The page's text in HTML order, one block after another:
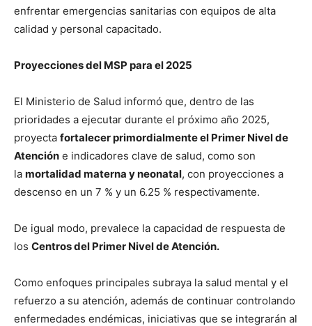
enfrentar emergencias sanitarias con equipos de alta
calidad y personal capacitado.
Proyecciones del MSP para el 2025
El Ministerio de Salud informó que, dentro de las
prioridades a ejecutar durante el próximo año 2025,
proyecta fortalecer primordialmente el Primer Nivel de
Atención e indicadores clave de salud, como son
la mortalidad materna y neonatal, con proyecciones a
descenso en un 7 % y un 6.25 % respectivamente.
De igual modo, prevalece la capacidad de respuesta de
los Centros del Primer Nivel de Atención.
Como enfoques principales subraya la salud mental y el
refuerzo a su atención, además de continuar controlando
enfermedades endémicas, iniciativas que se integrarán al